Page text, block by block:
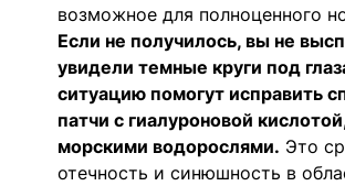
возможное для полноценного
Если не получилось, вы не
увидели темные круги под
ситуацию помогут исправить
патчи с гиалуроновой
морскими водорослями. Это
отечность и синюшность в